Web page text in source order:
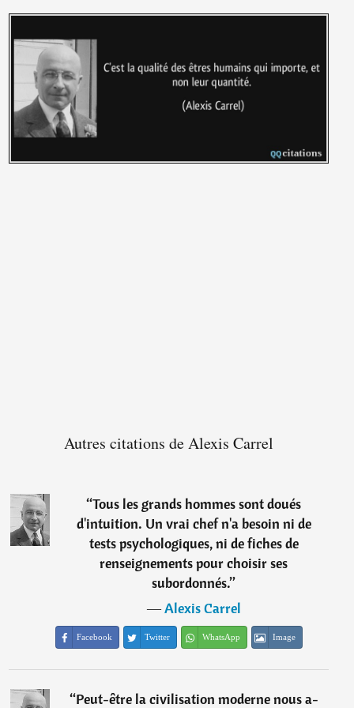
Autres citations de Alexis Carrel
“Tous les grands hommes sont doués
d'intuition. Un vrai chef n'a besoin ni de
tests psychologiques, ni de fiches de
renseignements pour choisir ses
subordonnés.”
―Alexis Carrel
Facebook Twitter WhatsApp Image
“Peut-être la civilisation moderne nous a-